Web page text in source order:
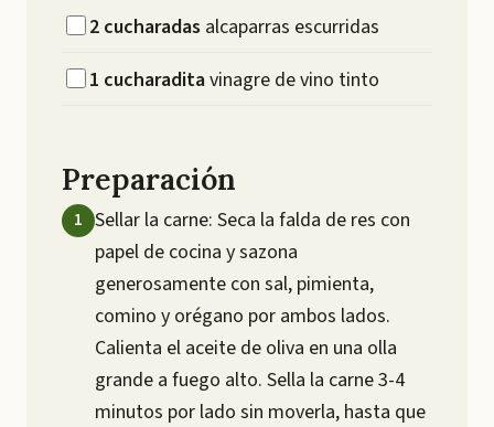
2 cucharadas alcaparras escurridas
1 cucharaditavinagre de vino tinto
Preparación
Sellar la carne: Seca la falda de res con
papel de cocina y sazona
generosamente con sal, pimienta,
comino y orégano por ambos lados.
Calienta el aceite de oliva en una olla
grande a fuego alto. Sella la carne 3-4
minutos por lado sin moverla, hasta que